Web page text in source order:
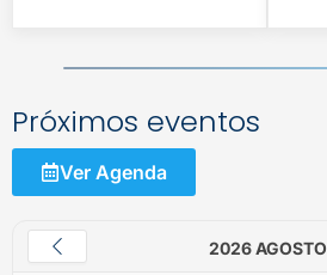
Próximos eventos
Ver Agenda
2026 AGOSTO